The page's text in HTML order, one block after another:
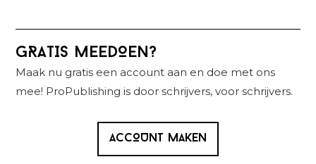
Primaire
Sidebar
GRATIS MEEDOEN?
Maak nu gratis een account aan en doe met ons
mee! ProPublishing is door schrijvers, voor schrijvers.
ACCOUNT MAKEN